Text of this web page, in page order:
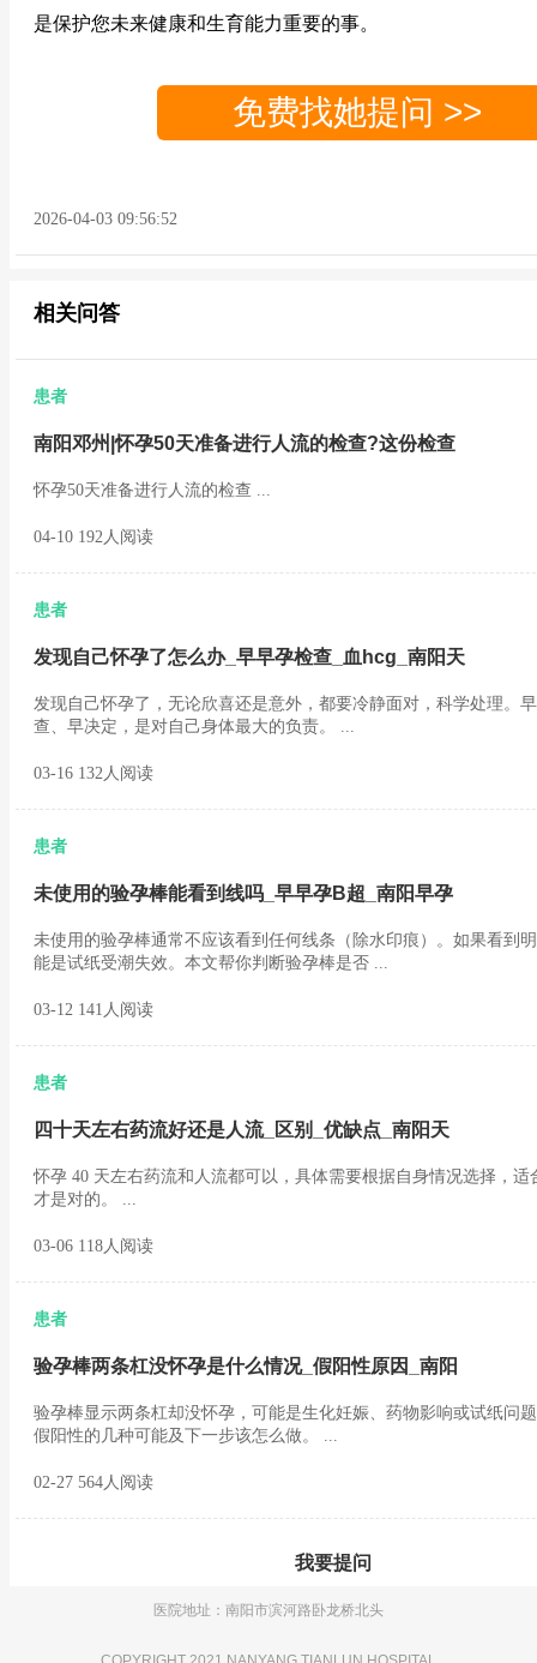
是保护您未来健康和生育能力重要的事。
免费找她提问 >>
2026-04-03 09:56:52
相关问答
患者
南阳邓州|怀孕50天准备进行人流的检查?这份检查
怀孕50天准备进行人流的检查 ...
04-10 192人阅读
患者
发现自己怀孕了怎么办_早早孕检查_血hcg_南阳天
发现自己怀孕了，无论欣喜还是意外，都要冷静面对，科学处理。
查、早决定，是对自己身体最大的负责。 ...
03-16 132人阅读
患者
未使用的验孕棒能看到线吗_早早孕B超_南阳早孕
未使用的验孕棒通常不应该看到任何线条（除水印痕）。如果看到
能是试纸受潮失效。本文帮你判断验孕棒是否 ...
03-12 141人阅读
患者
四十天左右药流好还是人流_区别_优缺点_南阳天
怀孕 40 天左右药流和人流都可以，具体需要根据自身情况选择，适
才是对的。 ...
03-06 118人阅读
患者
验孕棒两条杠没怀孕是什么情况_假阳性原因_南阳
验孕棒显示两条杠却没怀孕，可能是生化妊娠、药物影响或试纸问
假阳性的几种可能及下一步该怎么做。 ...
02-27 564人阅读
我要提问
医院地址：南阳市滨河路卧龙桥北头